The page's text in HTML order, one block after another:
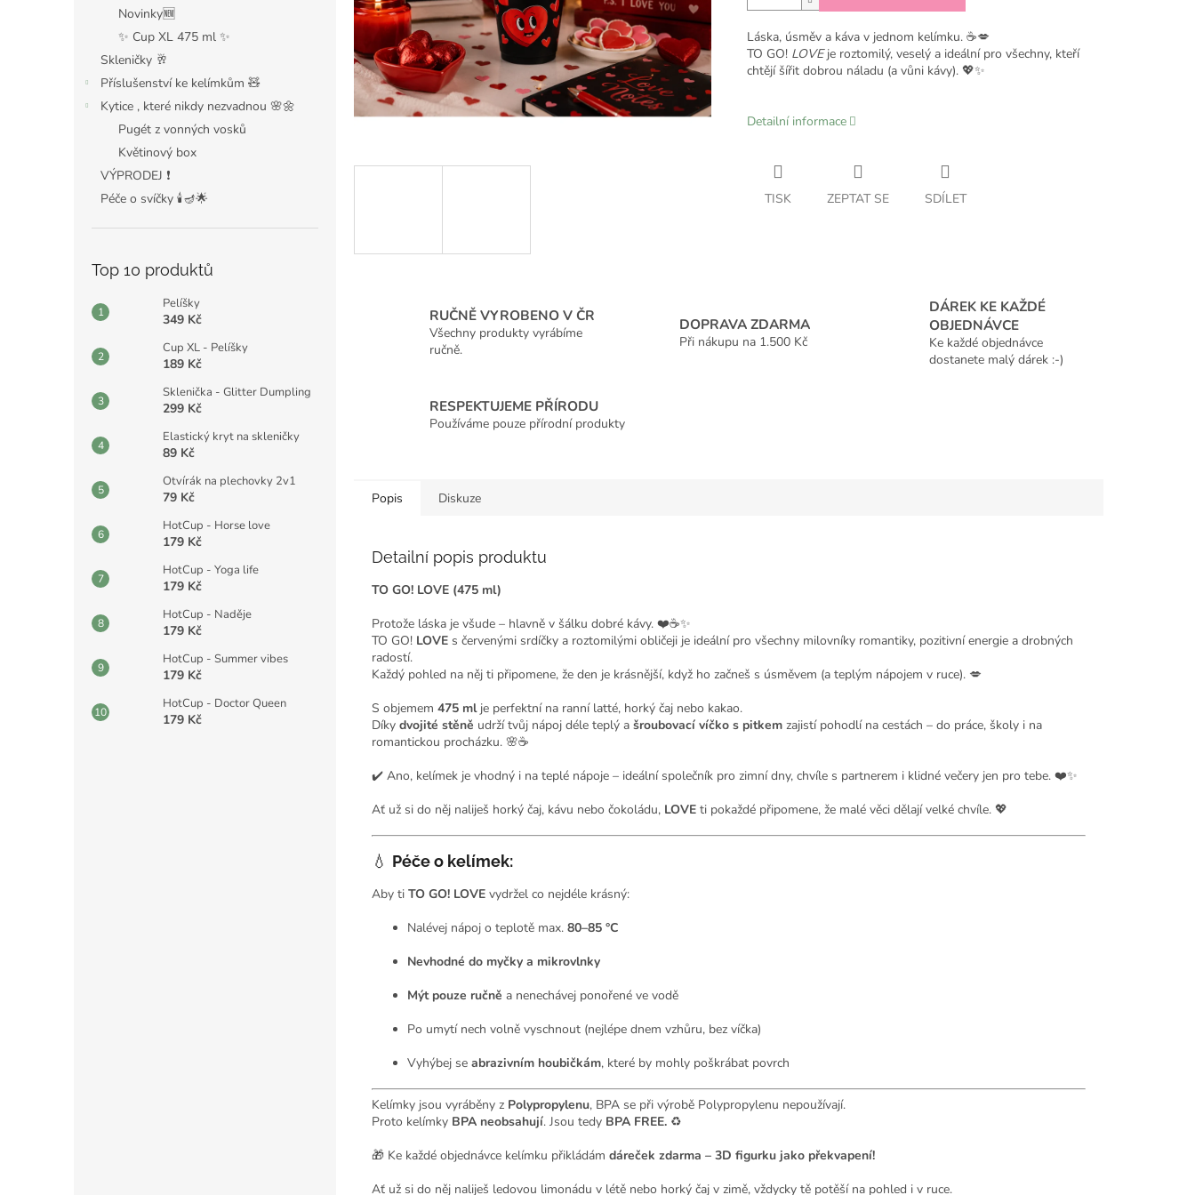
Novinky🆕
✨ Cup XL 475 ml ✨
Skleničky 🥂
Příslušenství ke kelímkům 🧸
Kytice , které nikdy nezvadnou 🌸🌼
Pugét z vonných vosků
Květinový box
VÝPRODEJ ❗️
Péče o svíčky 🕯️🪔🌟
Top 10 produktů
Pelíšky
349 Kč
Cup XL - Pelíšky
189 Kč
Sklenička - Glitter Dumpling
299 Kč
Elastický kryt na skleničky
89 Kč
Otvírák na plechovky 2v1
79 Kč
HotCup - Horse love
179 Kč
HotCup - Yoga life
179 Kč
HotCup - Naděje
179 Kč
HotCup - Summer vibes
179 Kč
HotCup - Doctor Queen
179 Kč
Láska, úsměv a káva v jednom kelímku. ☕💋
TO GO! LOVEje roztomilý, veselý a ideální pro všechny, kteří
chtějí šířit dobrou náladu (a vůni kávy). 💖✨
Detailní informace
TISK ZEPTAT SE SDÍLET
RUČNĚ VYROBENO V ČR
Všechny produkty vyrábíme
ručně.
DOPRAVA ZDARMA
Při nákupu na 1.500 Kč
DÁREK KE KAŽDÉ
OBJEDNÁVCE
Ke každé objednávce
dostanete malý dárek :-)
RESPEKTUJEME PŘÍRODU
Používáme pouze přírodní produkty
Popis Diskuze
Detailní popis produktu
C
h
t
G
P
T
e
:
TO GO! LOVE (475 ml)
Protože láska je všude – hlavně v šálku dobré kávy. ❤️☕✨
TO GO! LOVE s červenými srdíčky a roztomilými obličeji je ideální pro všechny milovníky romantiky, pozitivní energie a drobných
radostí.
Každý pohled na něj ti připomene, že den je krásnější, když ho začneš s úsměvem (a teplým nápojem v ruce). 💋
S objemem 475 mlje perfektní na ranní latté, horký čaj nebo kakao.
Díky dvojité stěně udrží tvůj nápoj déle teplý a šroubovací víčko s pitkem zajistí pohodlí na cestách – do práce, školy i na
romantickou procházku. 🌸☕
✔️ Ano, kelímek je vhodný i na teplé nápoje – ideální společník pro zimní dny, chvíle s partnerem i klidné večery jen pro tebe. ❤️✨
Ať už si do něj naliješ horký čaj, kávu nebo čokoládu, LOVE ti pokaždé připomene, že malé věci dělají velké chvíle. 💖
💧 Péče o kelímek:
Aby ti TO GO! LOVE vydržel co nejdéle krásný:
Nalévej nápoj o teplotě max. 80–85 °C
Nevhodné do myčky a mikrovlnky
Mýt pouze ručně a nenechávej ponořené ve vodě
Po umytí nech volně vyschnout (nejlépe dnem vzhůru, bez víčka)
Vyhýbej se abrazivním houbičkám, které by mohly poškrábat povrch
Kelímky jsou vyráběny z Polypropylenu, BPA se při výrobě Polypropylenu nepoužívají.
Proto kelímky BPA neobsahují. Jsou tedy BPA FREE. ♻️
🎁 Ke každé objednávce kelímku přikládám dáreček zdarma – 3D figurku jako překvapení!
Ať už si do něj naliješ ledovou limonádu v létě nebo horký čaj v zimě, vždycky tě potěší na pohled i v ruce.